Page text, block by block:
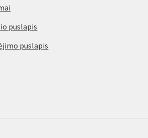
puslapis
puslapis